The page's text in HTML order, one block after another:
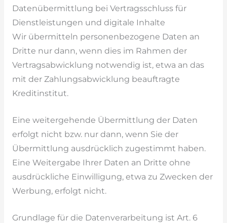
Datenübermittlung bei Vertragsschluss für
Dienstleistungen und digitale Inhalte
Wir übermitteln personenbezogene Daten an
Dritte nur dann, wenn dies im Rahmen der
Vertragsabwicklung notwendig ist, etwa an das
mit der Zahlungsabwicklung beauftragte
Kreditinstitut.
Eine weitergehende Übermittlung der Daten
erfolgt nicht bzw. nur dann, wenn Sie der
Übermittlung ausdrücklich zugestimmt haben.
Eine Weitergabe Ihrer Daten an Dritte ohne
ausdrückliche Einwilligung, etwa zu Zwecken der
Werbung, erfolgt nicht.
Grundlage für die Datenverarbeitung ist Art. 6